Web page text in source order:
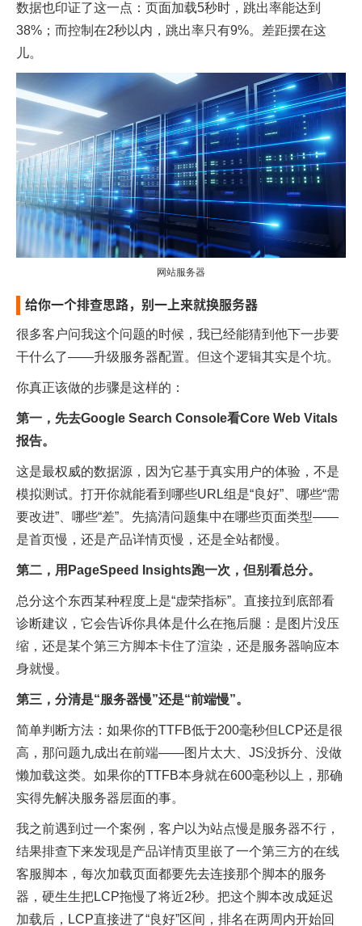
数据也印证了这一点：页面加载5秒时，跳出率能达到
38%；而控制在2秒以内，跳出率只有9%。差距摆在这
儿。
网站服务器
给你一个排查思路，别一上来就换服务器
很多客户问我这个问题的时候，我已经能猜到他下一步要
干什么了——升级服务器配置。但这个逻辑其实是个坑。
你真正该做的步骤是这样的：
第一，先去Google Search Console看Core Web Vitals
报告。
这是最权威的数据源，因为它基于真实用户的体验，不是
模拟测试。打开你就能看到哪些URL组是“良好”、哪些“需
要改进”、哪些“差”。先搞清问题集中在哪些页面类型——
是首页慢，还是产品详情页慢，还是全站都慢。
第二，用PageSpeed Insights跑一次，但别看总分。
总分这个东西某种程度上是“虚荣指标”。直接拉到底部看
诊断建议，它会告诉你具体是什么在拖后腿：是图片没压
缩，还是某个第三方脚本卡住了渲染，还是服务器响应本
身就慢。
第三，分清是“服务器慢”还是“前端慢”。
简单判断方法：如果你的TTFB低于200毫秒但LCP还是很
高，那问题九成出在前端——图片太大、JS没拆分、没做
懒加载这类。如果你的TTFB本身就在600毫秒以上，那确
实得先解决服务器层面的事。
我之前遇到过一个案例，客户以为站点慢是服务器不行，
结果排查下来发现是产品详情页里嵌了一个第三方的在线
客服脚本，每次加载页面都要先去连接那个脚本的服务
器，硬生生把LCP拖慢了将近2秒。把这个脚本改成延迟
加载后，LCP直接进了“良好”区间，排名在两周内开始回